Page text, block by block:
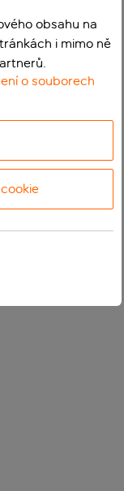
obsahu na
i mimo ně
o souborech